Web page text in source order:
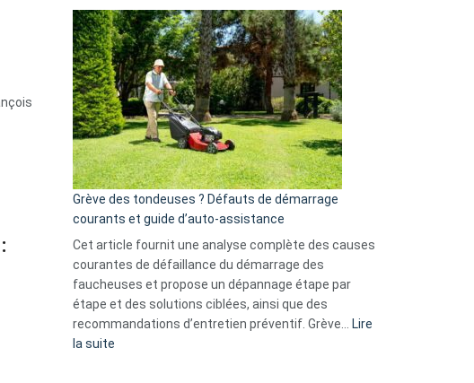
GitHub
choisir
une
caméra
de
surveillance
?
5
avantages
essentiels
de
la
S330
eufy
Grève des tondeuses ? Défauts de démarrage
courants et guide d’auto-assistance
Cet article fournit une analyse complète des causes
courantes de défaillance du démarrage des
faucheuses et propose un dépannage étape par
étape et des solutions ciblées, ainsi que des
recommandations d’entretien préventif. Grève…
Lire
la suite